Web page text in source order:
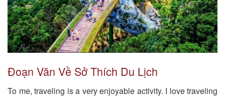
Đoạn Văn Về Sở Thích Du Lịch
To me, traveling is a very enjoyable activity. I love traveling